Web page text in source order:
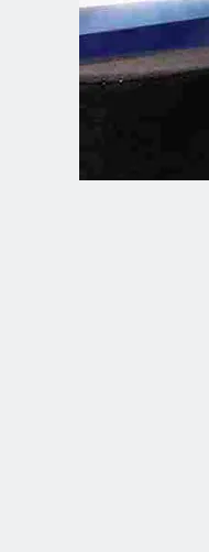
Czech